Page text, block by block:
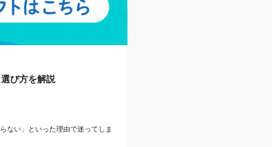
び方を解説
ない」といった理由で迷ってしま